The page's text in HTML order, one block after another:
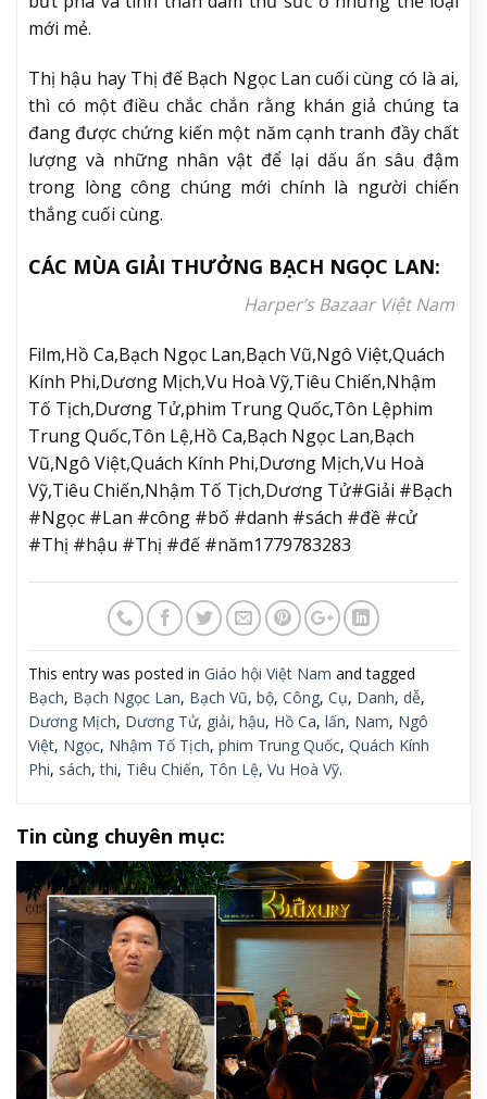
mới mẻ.
Thị hậu hay Thị đế Bạch Ngọc Lan cuối cùng có là ai,
thì có một điều chắc chắn rằng khán giả chúng ta
đang được chứng kiến một năm cạnh tranh đầy chất
lượng và những nhân vật để lại dấu ấn sâu đậm
trong lòng công chúng mới chính là người chiến
thắng cuối cùng.
CÁC MÙA GIẢI THƯỞNG BẠCH NGỌC LAN:
Harper’s Bazaar Việt Nam
Film,Hồ Ca,Bạch Ngọc Lan,Bạch Vũ,Ngô Việt,Quách
Kính Phi,Dương Mịch,Vu Hoà Vỹ,Tiêu Chiến,Nhậm
Tố Tịch,Dương Tử,phim Trung Quốc,Tôn Lệphim
Trung Quốc,Tôn Lệ,Hồ Ca,Bạch Ngọc Lan,Bạch
Vũ,Ngô Việt,Quách Kính Phi,Dương Mịch,Vu Hoà
Vỹ,Tiêu Chiến,Nhậm Tố Tịch,Dương Tử#Giải #Bạch
#Ngọc #Lan #công #bố #danh #sách #đề #cử
#Thị #hậu #Thị #đế #năm1779783283
This entry was posted in Giáo hội Việt Nam and tagged
Bạch, Bạch Ngọc Lan, Bạch Vũ, bộ, Công, Cụ, Danh, dễ,
Dương Mịch, Dương Tử, giải, hậu, Hồ Ca, lấn, Nam, Ngô
Việt, Ngọc, Nhậm Tố Tịch, phim Trung Quốc, Quách Kính
Phi, sách,thi, Tiêu Chiến, Tôn Lệ, Vu Hoà Vỹ.
Tin cùng chuyên mục: